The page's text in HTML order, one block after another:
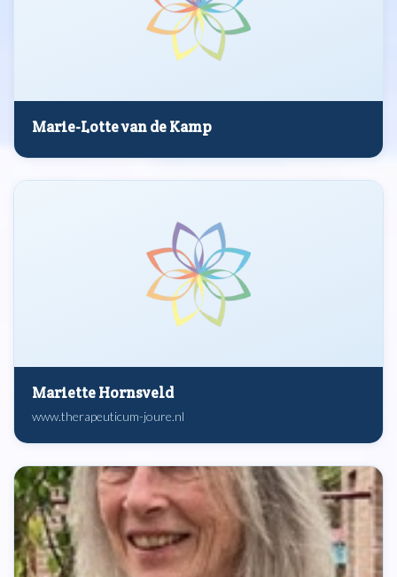
Marie-Lotte van de Kamp
Mariette Hornsveld
www.therapeuticum-joure.nl